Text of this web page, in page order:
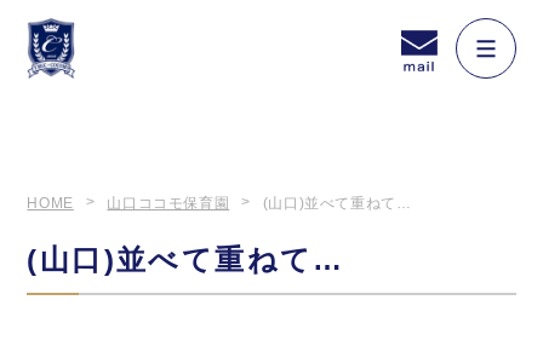
HOME 山口ココモ保育園 (山口)並べて重ねて…
(山口)並べて重ねて…